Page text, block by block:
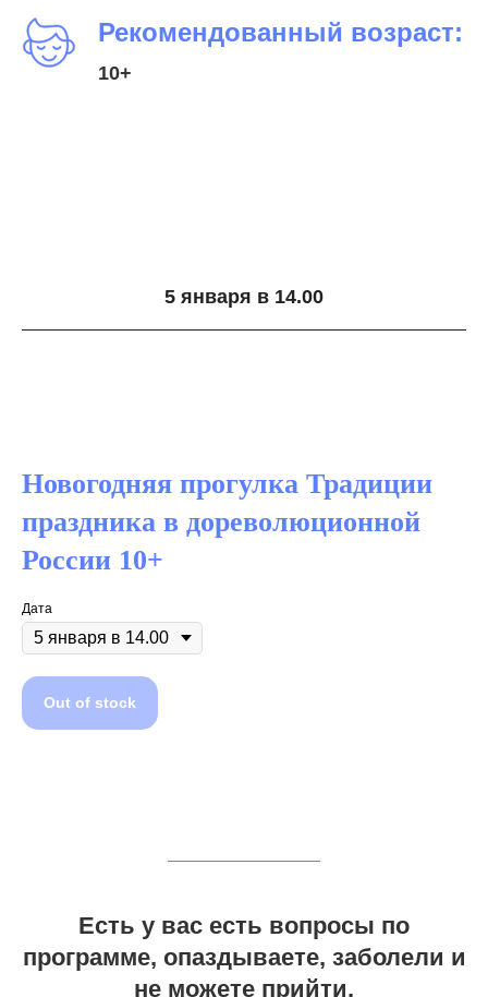
Рекомендованный возраст:
10+
5 января в 14.00
Новогодняя прогулка Традиции
праздника в дореволюционной
России 10+
Дата
Out of stock
Есть у вас есть вопросы по
программе, опаздываете, заболели и
не можете прийти,